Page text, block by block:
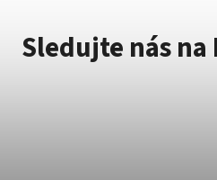
Sledujte nás